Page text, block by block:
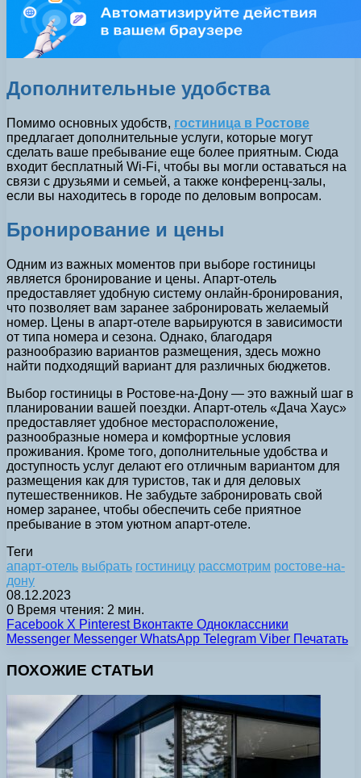
Дополнительные удобства
Помимо основных удобств, гостиница в Ростове
предлагает дополнительные услуги, которые могут
сделать ваше пребывание еще более приятным. Сюда
входит бесплатный Wi-Fi, чтобы вы могли оставаться на
связи с друзьями и семьей, а также конференц-залы,
если вы находитесь в городе по деловым вопросам.
Бронирование и цены
Одним из важных моментов при выборе гостиницы
является бронирование и цены. Апарт-отель
предоставляет удобную систему онлайн-бронирования,
что позволяет вам заранее забронировать желаемый
номер. Цены в апарт-отеле варьируются в зависимости
от типа номера и сезона. Однако, благодаря
разнообразию вариантов размещения, здесь можно
найти подходящий вариант для различных бюджетов.
Выбор гостиницы в Ростове-на-Дону — это важный шаг в
планировании вашей поездки. Апарт-отель «Дача Хаус»
предоставляет удобное месторасположение,
разнообразные номера и комфортные условия
проживания. Кроме того, дополнительные удобства и
доступность услуг делают его отличным вариантом для
размещения как для туристов, так и для деловых
путешественников. Не забудьте забронировать свой
номер заранее, чтобы обеспечить себе приятное
пребывание в этом уютном апарт-отеле.
Теги
апарт-отель выбрать гостиницу рассмотрим ростове-на-
дону
08.12.2023
0 Время чтения: 2 мин.
Facebook X Pinterest Вконтакте Одноклассники
Messenger Messenger WhatsApp Telegram Viber Печатать
ПОХОЖИЕ СТАТЬИ